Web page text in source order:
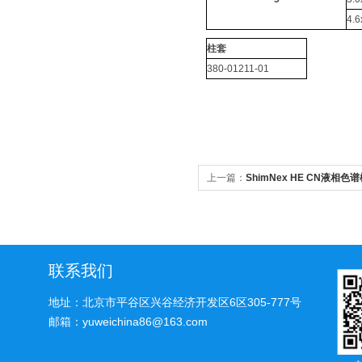
柱套
380-01211-01
上一篇： ShimNex HE CN液相色谱
联系我们
地址：北京市平谷区兴谷经济开发区6区305-777号
邮箱：yuweichina86@163.com